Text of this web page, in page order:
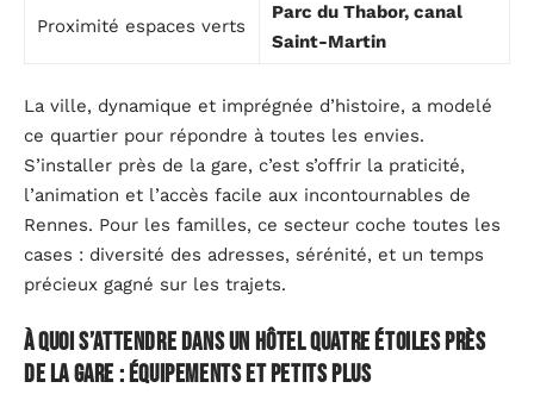
Proximité espaces verts
Parc du Thabor, canal
Saint-Martin
La ville, dynamique et imprégnée d’histoire, a modelé
ce quartier pour répondre à toutes les envies.
S’installer près de la gare, c’est s’offrir la praticité,
l’animation et l’accès facile aux incontournables de
Rennes. Pour les familles, ce secteur coche toutes les
cases : diversité des adresses, sérénité, et un temps
précieux gagné sur les trajets.
À quoi s’attendre dans un hôtel quatre étoiles près
de la gare : équipements et petits plus